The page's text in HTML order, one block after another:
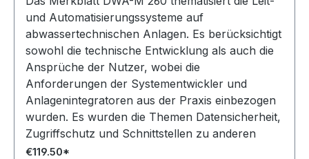
und Automatisierungssysteme auf
abwassertechnischen Anlagen. Es berücksichtigt
sowohl die technische Entwicklung als auch die
Ansprüche der Nutzer, wobei die
Anforderungen der Systementwickler und
Anlagenintegratoren aus der Praxis einbezogen
wurden. Es wurden die Themen Datensicherheit,
Zugriffschutz und Schnittstellen zu anderen
Systemen aufgenommen.
€119.50*